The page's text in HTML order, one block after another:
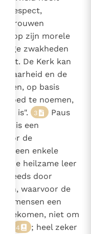
respect,
op zijn morele
zwakheden
De Kerk kan
waarheid en de
op basis
goed te noemen,
is". 3
Paus
is een
voor de
geen enkele
de heilzame leer
steeds door
waarvoor de
mensen een
gekomen, niet om
4
; heel zeker